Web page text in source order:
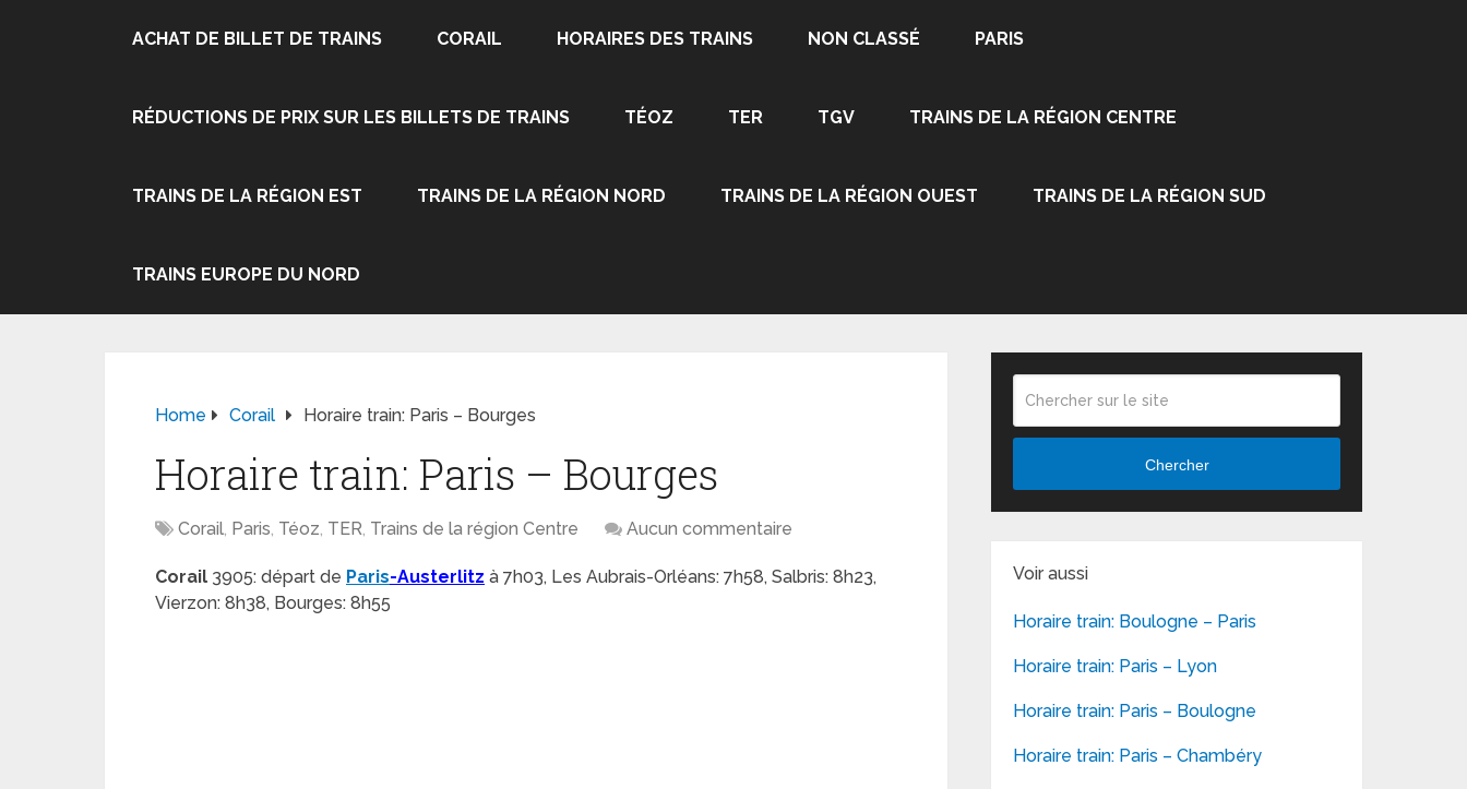
ACHAT DE BILLET DE TRAINS CORAIL HORAIRES DES TRAINS NON CLASSÉ PARIS
RÉDUCTIONS DE PRIX SUR LES BILLETS DE TRAINS TÉOZ TER TGV TRAINS DE LA RÉGION CENTRE
TRAINS DE LA RÉGION EST TRAINS DE LA RÉGION NORD TRAINS DE LA RÉGION OUEST TRAINS DE LA RÉGION SUD
TRAINS EUROPE DU NORD
Home Corail Horaire train: Paris – Bourges
Horaire train: Paris – Bourges
Corail, Paris, Téoz, TER, Trains de la région Centre Aucun commentaire
Corail 3905: départ de Paris-Austerlitz à 7h03, Les Aubrais-Orléans: 7h58, Salbris: 8h23,
Vierzon: 8h38, Bourges: 8h55
Chercher
Voir aussi
Horaire train: Boulogne – Paris
Horaire train: Paris – Lyon
Horaire train: Paris – Boulogne
Horaire train: Paris – Chambéry